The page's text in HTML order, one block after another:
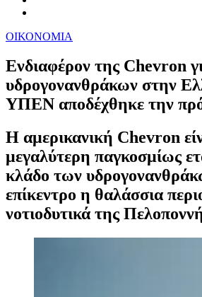
ΟΙΚΟΝΟΜΙΑ
Ενδιαφέρον της Chevron
υδρογονανθράκων στην
ΥΠΕΝ αποδέχθηκε την
Η αμερικανική Chevron
μεγαλύτερη παγκοσμίως
κλάδο των
επίκεντρο η θαλάσσια
νοτιοδυτικά της